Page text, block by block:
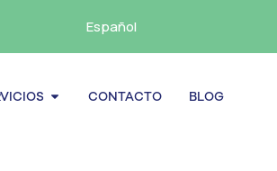
Español
Abrir Servicios
CONTACTO BLOG